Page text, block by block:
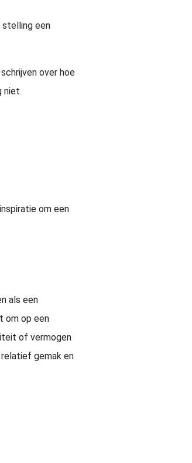
stelling een
over hoe
niet.
om een
als een
om op een
of vermogen
gemak en